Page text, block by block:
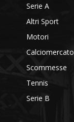
Serie A
Altri Sport
Motori
Calciomercato
Scommesse
Tennis
Serie B